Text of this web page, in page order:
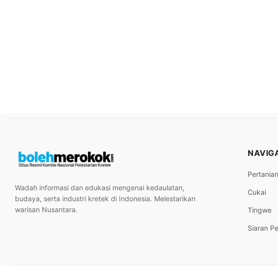
Wadah informasi dan edukasi mengenai kedaulatan,
budaya, serta industri kretek di Indonesia. Melestarikan
warisan Nusantara.
Pertanian
Cukai
Tingwe
Siaran